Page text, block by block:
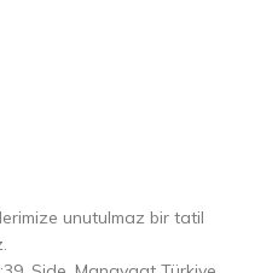
unutulmaz bir tatil